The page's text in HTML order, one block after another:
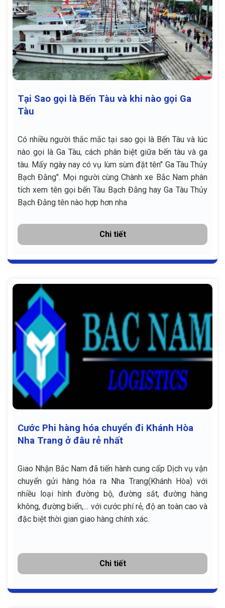
Tại Sao gọi là Bến Tàu và khi nào gọi Ga
Tàu
Có nhiều người thắc mắc tại sao gọi là Bến Tàu và lúc
nào gọi là Ga Tàu, cách phân biệt giữa bến tàu và ga
tàu. Mấy ngày nay có vụ lùm sùm đặt tên" Ga Tàu Thủy
Bạch Đằng". Mọi người cùng Chành xe Bắc Nam phân
tích xem tên gọi bến Tàu Bạch Đằng hay Ga Tàu Thủy
Bạch Đằng tên nào hợp hơn nha
Chi tiết
Cước Phi hàng hóa chuyển đi Khánh Hòa
Nha Trang ở đâu rẻ nhất
Giao Nhận Bắc Nam đã tiến hành cung cấp Dịch vụ vận
chuyển gửi hàng hóa ra Nha Trang(Khánh Hòa) với
nhiều loại hình đường bộ, đường sắt, đường hàng
không, đường biển,… với cước phí rẻ, độ an toàn cao và
đặc biệt thời gian giao hàng chính xác.
Chi tiết